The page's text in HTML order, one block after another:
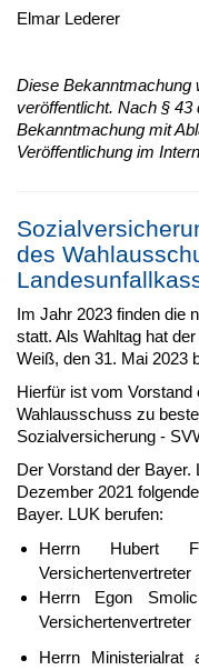
Elmar Lederer
Diese Bekanntmachung
veröffentlicht. Nach §
Bekanntmachung mit
Veröffentlichung im
des
Im Jahr 2023 finden die
statt. Als Wahltag hat
Weiß, den 31. Mai 2023
Hierfür ist vom
Wahlausschuss zu
Sozialversicherung -
Der Vorstand der Bayer.
Dezember 2021
Bayer. LUK berufen:
Herrn Hubert
Versichertenvertreter
Herrn Egon
Versichertenvertreter
Herrn